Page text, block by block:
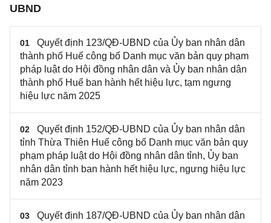
UBND
01
Quyết định 123/QĐ-UBND của Ủy ban nhân dân
thành phố Huế công bố Danh mục văn bản quy phạm
pháp luật do Hội đồng nhân dân và Ủy ban nhân dân
thành phố Huế ban hành hết hiệu lực, tạm ngưng
hiệu lực năm 2025
02
Quyết định 152/QĐ-UBND của Ủy ban nhân dân
tỉnh Thừa Thiên Huế công bố Danh mục văn bản quy
phạm pháp luật do Hội đồng nhân dân tỉnh, Ủy ban
nhân dân tỉnh ban hành hết hiệu lực, ngưng hiệu lực
năm 2023
03
Quyết định 187/QĐ-UBND của Ủy ban nhân dân